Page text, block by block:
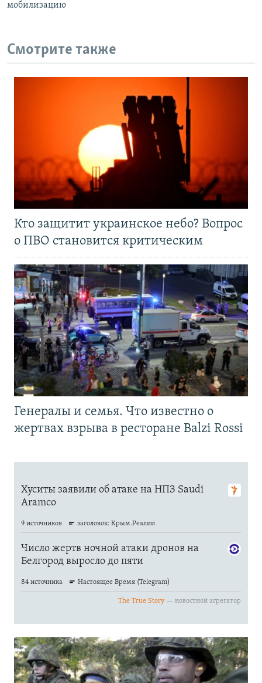
мобилизацию
Смотрите также
Кто защитит украинское небо? Вопрос
о ПВО становится критическим
Генералы и семья. Что известно о
жертвах взрыва в ресторане Balzi Rossi